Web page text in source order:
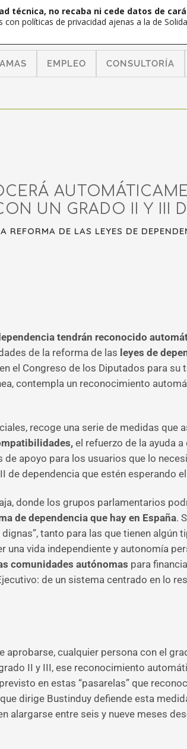
EMPLEO CONSULTORÍA
UN GRADO II Y III
DE LAS LEYES DE
tendrán reconocido
de la reforma de las leyes de
el Congreso de los Diputados para
contempla un reconocimiento
recoge una serie de medidas que
el refuerzo de la ayuda
apoyo para los usuarios que lo
de dependencia que estén esperando
donde los grupos parlamentarios
de dependencia que hay en España.
tanto para las que tienen
vida independiente y autonomía
comunidades autónomas para
de un sistema centrado en lo
aprobarse, cualquier persona con el
II y III, ese reconocimiento
en estas “pasarelas” que
dirige Bustinduy defiende esta
alargarse entre seis y nueve meses
técnica, no recaba ni cede datos de
políticas de privacidad ajenas a la de